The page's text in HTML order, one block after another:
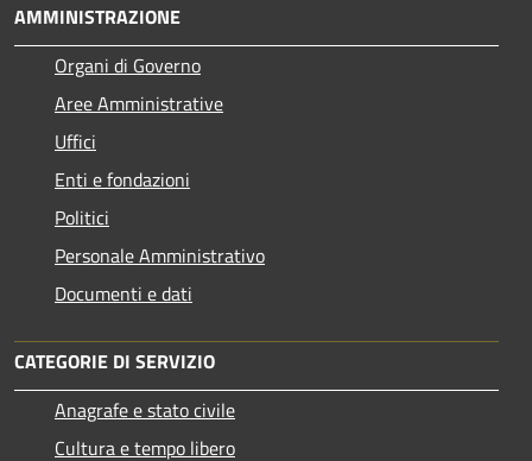
AMMINISTRAZIONE
Organi di Governo
Aree Amministrative
Uffici
Enti e fondazioni
Politici
Personale Amministrativo
Documenti e dati
CATEGORIE DI SERVIZIO
Anagrafe e stato civile
Cultura e tempo libero